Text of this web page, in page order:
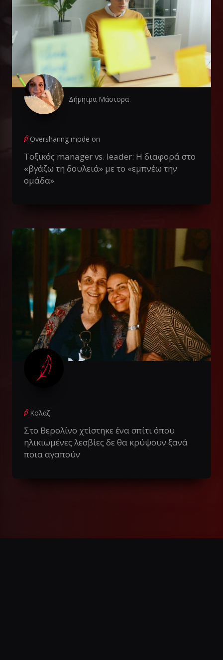
Δήμητρα Μάστορα
Oversharing mode on
Τοξικός manager vs. leader: Η διαφορά στο
«βγάζω τη δουλειά» με το «εμπνέω την
ομάδα»
Κολάζ
Στο Βερολίνο χτίστηκε ένα σπίτι όπου
ηλικιωμένες λεσβίες δε θα κρύψουν ξανά
ποια αγαπούν